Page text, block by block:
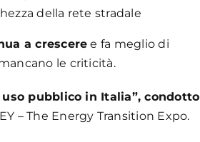
della rete stradale
a crescere e fa meglio di
le criticità.
pubblico in Italia”, condotto
– The Energy Transition Expo.